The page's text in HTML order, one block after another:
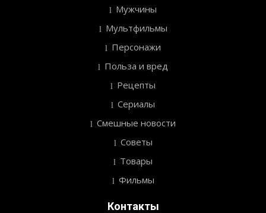
Мужчины
Мультфильмы
Персонажи
Польза и вред
Рецепты
Сериалы
Смешные новости
Советы
Товары
Фильмы
Контакты